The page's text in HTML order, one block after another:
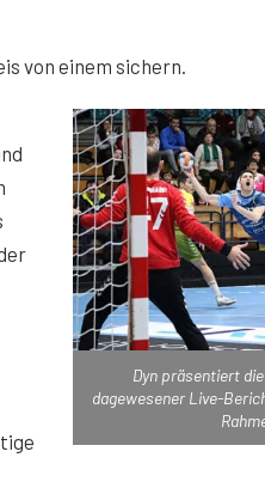
von einem sichern.
Dyn präsentiert
dagewesener Live-